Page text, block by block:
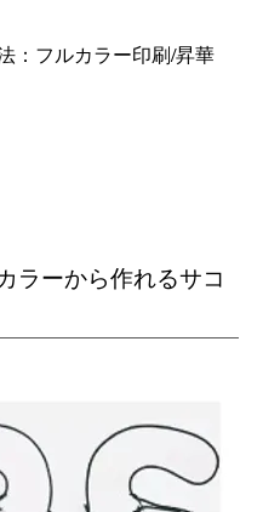
：フルカラー印刷/昇華
ラーから作れるサコ